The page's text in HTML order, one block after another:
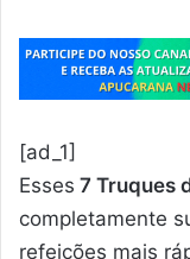
[ad_1]
Esses 7 Truques
completamente
refeições mais